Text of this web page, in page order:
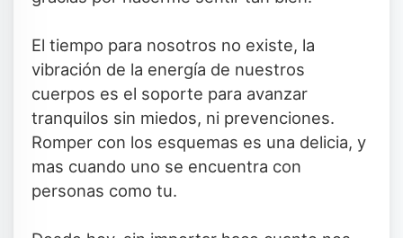
El tiempo para nosotros no existe, la
vibración de la energía de nuestros
cuerpos es el soporte para avanzar
tranquilos sin miedos, ni prevenciones.
Romper con los esquemas es una delicia, y
mas cuando uno se encuentra con
personas como tu.